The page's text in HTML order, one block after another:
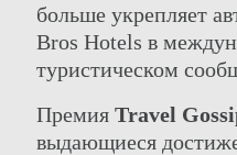
больше укрепляет
Bros Hotels в
туристическом
Премия Travel
выдающиеся